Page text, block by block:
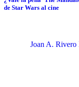
de Star Wars al cine
Joan A. Rivero